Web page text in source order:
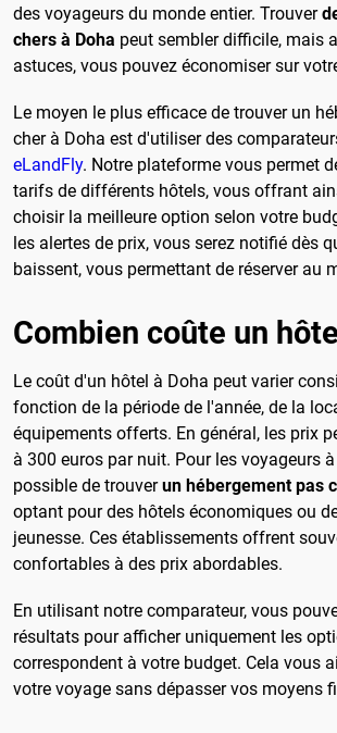
des voyageurs du monde entier. Trouver
chers à Doha peut sembler difficile, mais
astuces, vous pouvez économiser sur
Le moyen le plus efficace de trouver un
cher à Doha est d'utiliser des
eLandFly. Notre plateforme vous permet
tarifs de différents hôtels, vous offrant
choisir la meilleure option selon votre
les alertes de prix, vous serez notifié dès
baissent, vous permettant de réserver au
Combien coûte un
Le coût d'un hôtel à Doha peut varier
fonction de la période de l'année, de la
équipements offerts. En général, les prix
à 300 euros par nuit. Pour les voyageurs
possible de trouverun hébergement pas
optant pour des hôtels économiques ou
jeunesse. Ces établissements offrent
confortables à des prix abordables.
En utilisant notre comparateur, vous
résultats pour afficher uniquement les
correspondent à votre budget. Cela vous
votre voyage sans dépasser vos moyens